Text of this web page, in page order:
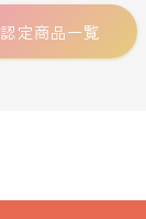
認定商品一覧